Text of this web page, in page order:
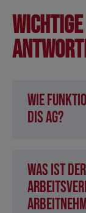
Wie
DIS AG?
Was ist